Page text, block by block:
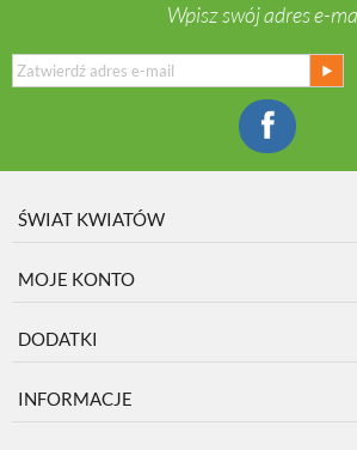
Wpisz swój adres e-
ŚWIAT KWIATÓW
MOJE KONTO
DODATKI
INFORMACJE